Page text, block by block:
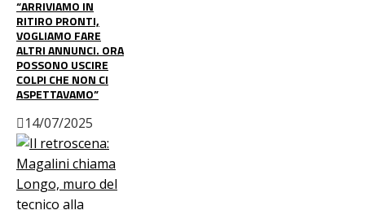
“ARRIVIAMO IN
RITIRO PRONTI,
VOGLIAMO FARE
ALTRI ANNUNCI. ORA
POSSONO USCIRE
COLPI CHE NON CI
ASPETTAVAMO”
14/07/2025